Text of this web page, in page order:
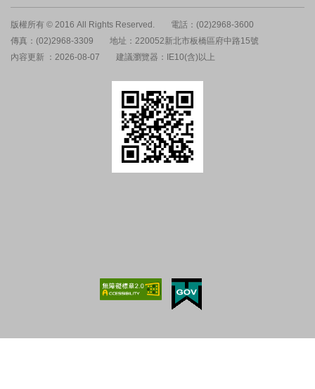
版權所有 © 2016 All Rights Reserved.
電話：(02)2968-3600
傳真：(02)2968-3309
地址：220052新北市板橋區府中路15號
內容更新 ：2026-08-07
建議瀏覽器：IE10(含)以上